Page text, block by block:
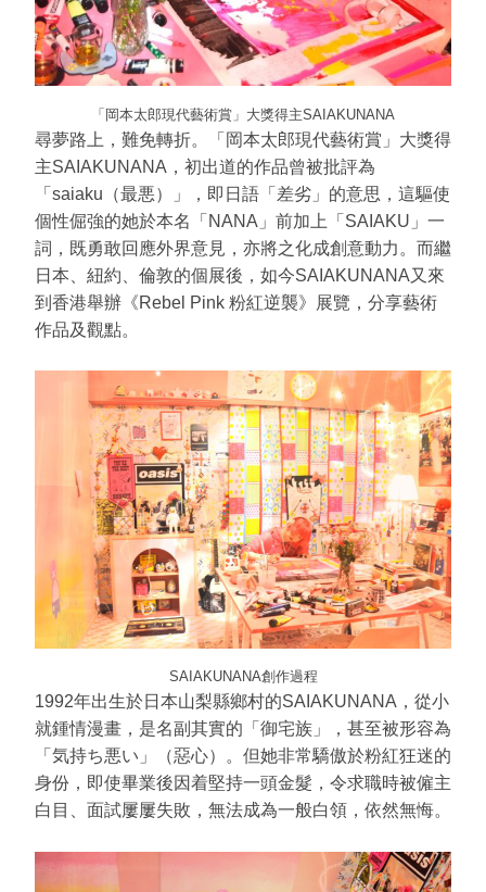
「岡本太郎現代藝術賞」大獎得主SAIAKUNANA
尋夢路上，難免轉折。「岡本太郎現代藝術賞」大獎得
主SAIAKUNANA，初出道的作品曾被批評為
「saiaku（最悪）」，即日語「差劣」的意思，這驅使
個性倔強的她於本名「NANA」前加上「SAIAKU」一
詞，既勇敢回應外界意見，亦將之化成創意動力。而繼
日本、紐約、倫敦的個展後，如今SAIAKUNANA又來
到香港舉辦《Rebel Pink 粉紅逆襲》展覽，分享藝術
作品及觀點。
SAIAKUNANA創作過程
1992年出生於日本山梨縣鄉村的SAIAKUNANA，從小
就鍾情漫畫，是名副其實的「御宅族」，甚至被形容為
「気持ち悪い」（惡心）。但她非常驕傲於粉紅狂迷的
身份，即使畢業後因着堅持一頭金髮，令求職時被僱主
白目、面試屢屢失敗，無法成為一般白領，依然無悔。